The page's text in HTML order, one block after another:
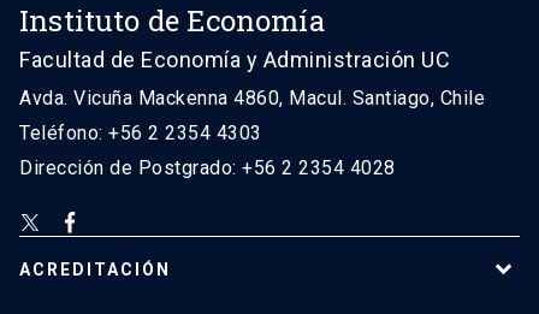
Instituto de Economía
Facultad de Economía y Administración UC
Avda. Vicuña Mackenna 4860, Macul. Santiago, Chile
Teléfono: +56 2 2354 4303
Dirección de Postgrado: +56 2 2354 4028
ACREDITACIÓN